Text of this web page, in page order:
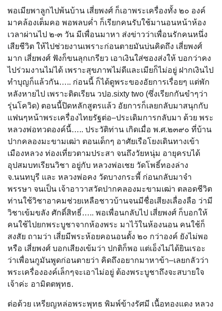
พอเมียพาลูกไปพ้นบ้าน เสี่ยพงศ์ ก็เอาพระเครื่องทั้ง ๒๐ องค์
มาคล้องเต็มคอ พอพลบค่ำ ก็เรียกคนรับใช้มานอนหน้าห้อง
เวลาผ่านไป ๒-๓ วัน มีเพื่อนมาหา ส่งข่าวว่าเพื่อนรักคนหนึ่ง
เสียชีวิต ให้ไปช่วยงานเพราะก่อนตายมันบ่นคิดถึง เสี่ยพงศ์
มาก เสี่ยพงศ์ ฟังก็ขนลุกเกรียว เอาเงินใส่ซองส่งให้ บอกว่าคง
ไปร่วมงานไม่ได้ เพราะสุขภาพไม่ดีและเมียก็ไม่อยู่ ฝากเงินไป
ทำบุญก็แล้วกัน….. ก่อนนี้ ก็ได้ดูพระของอัยการเรื่อยๆ แต่พัก
หลังหายไป เพราะติดเรียน วปอ.sixty two (ซึ่งเรียกกันขำๆว่า
รุ่นโควิด) ตอนนี้ปิดหลักสูตรแล้ว อัยการก็เลยกลับมาสนุกกับ
แฟนๆหน้าพระเครื่องไทยรัฐต่อ–ประเดิมการกลับมา ด้วย พระ
หลวงพ่อทวดองค์นี้….. ประวัติท่าน เกิดเมื่อ พ.ศ.๒๓๙๐ ที่บ้าน
ปากคลองมะขามเฒ่า ตอนเด็กๆ อาศัยเรือโยงเดินทางเข้า
เมืองหลวง ท่องเที่ยวตามประสา จนถึงวัยหนุ่ม อายุครบได้
อุปสมบทเรียนวิชา อยู่กับ หลวงพ่อเชย วัดโพธิ์ทองล่าง
จ.นนทบุรี และ หลวงพ่อคง วัดบางกระพี้ ก่อนกลับมาจำ
พรรษา จนเป็น เจ้าอาวาสวัดปากคลองมะขามเฒ่า ตลอดชีวิต
ท่านใช้วิชาอาคมช่วยเหลือชาวบ้านจนมีชื่อเสียงเลื่องลือ ว่ามี
วิชาเข้มขลัง ศักดิ์สิทธิ์….. พอเพื่อนกลับไป เสี่ยพงศ์ ก็บอกให้
คนใช้ไปยกพระบูชาจากห้องพระ มาไว้ในห้องนอน คนใช้ก็
สงสัย ถามว่า เสี่ยมีพระห้อยคอนอนตั้ง ๒๐ กว่าองค์ ยังไม่พอ
หรือ เสี่ยพงศ์ บอกเสียงเข้มว่า ปกติก็พอ แต่เอ็งไม่ได้ยินเรอะ
ว่าเพื่อนกูมันพูดก่อนตายว่า คิดถึงอยากมาหาข้า–เลยกลัวว่า
พระเครื่ององค์เล็กๆจะเอาไม่อยู่ ต้องพระบูชาถึงจะสบายใจ
เจ้าค่ะ อามิตตพุทธ.
ต่อด้วย เหรียญหล่อพระพุทธ พิมพ์ข้างรัศมี เนื้อทองแดง หลวง